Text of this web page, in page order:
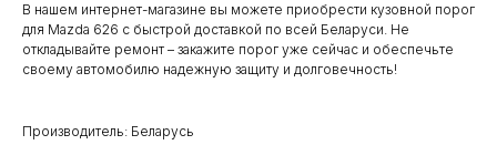
В нашем интернет-магазине вы можете приобрести кузовной порог
для Mazda 626 с быстрой доставкой по всей Беларуси. Не
откладывайте ремонт – закажите порог уже сейчас и обеспечьте
своему автомобилю надежную защиту и долговечность!
Производитель: Беларусь
Телефоны для связи
+37529 231 88 27